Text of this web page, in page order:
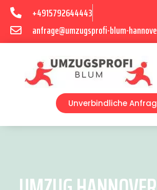
+4915792644443
anfrage@umzugsprofi-blum-
Unverbindliche